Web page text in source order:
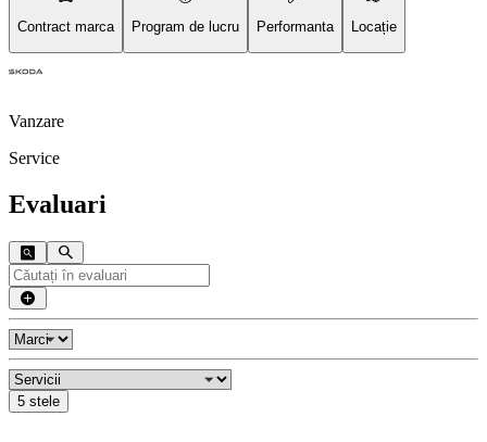
Contract marca Program de lucru Performanta Locație
Vanzare
Service
Evaluari
5 stele